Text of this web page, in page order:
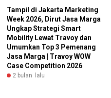
Tampil di Jakarta Marketing
Week 2026, Dirut Jasa Marga
Ungkap Strategi Smart
Mobility Lewat Travoy dan
Umumkan Top 3 Pemenang
Jasa Marga | Travoy WOW
Case Competition 2026
2 bulan lalu